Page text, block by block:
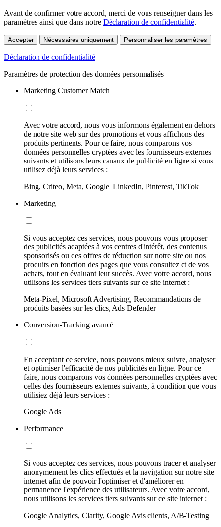
Avant de confirmer votre accord, merci de vous renseigner dans les
paramètres ainsi que dans notre Déclaration de confidentialité.
Accepter Nécessaires uniquement Personnaliser les paramètres
Déclaration de confidentialité
Paramètres de protection des données personnalisés
Marketing Customer Match
Avec votre accord, nous vous informons également en dehors
de notre site web sur des promotions et vous affichons des
produits pertinents. Pour ce faire, nous comparons vos
données personnelles cryptées avec les fournisseurs externes
suivants et utilisons leurs canaux de publicité en ligne si vous
utilisez déjà leurs services :
Bing, Criteo, Meta, Google, LinkedIn, Pinterest, TikTok
Marketing
Si vous acceptez ces services, nous pouvons vous proposer
des publicités adaptées à vos centres d'intérêt, des contenus
sponsorisés ou des offres de réduction sur notre site ou nos
produits en fonction des pages que vous consultez et de vos
achats, tout en évaluant leur succès. Avec votre accord, nous
utilisons les services tiers suivants sur ce site internet :
Meta-Pixel, Microsoft Advertising, Recommandations de
produits basées sur les clics, Ads Defender
Conversion-Tracking avancé
En acceptant ce service, nous pouvons mieux suivre, analyser
et optimiser l'efficacité de nos publicités en ligne. Pour ce
faire, nous comparons vos données personnelles cryptées avec
celles des fournisseurs externes suivants, à condition que vous
utilisiez déjà leurs services :
Google Ads
Performance
Si vous acceptez ces services, nous pouvons tracer et analyser
anonymement les clics effectués et la navigation sur notre site
internet afin de pouvoir l'optimiser et d'améliorer en
permanence l'expérience des utilisateurs. Avec votre accord,
nous utilisons les services tiers suivants sur ce site internet :
Google Analytics, Clarity, Google Avis clients, A/B-Testing